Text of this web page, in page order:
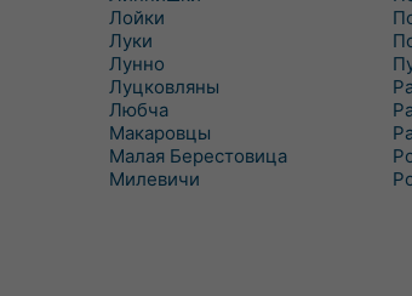
Лойки
Луки
Лунно
Луцковляны
Любча
Макаровцы
Малая Берестовица
Милевичи